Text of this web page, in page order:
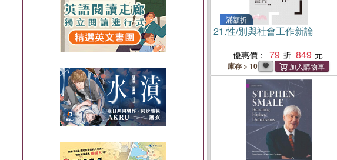
滿額折
21.性/別與社會工作新論
優惠價： 79 849
庫存 > 10